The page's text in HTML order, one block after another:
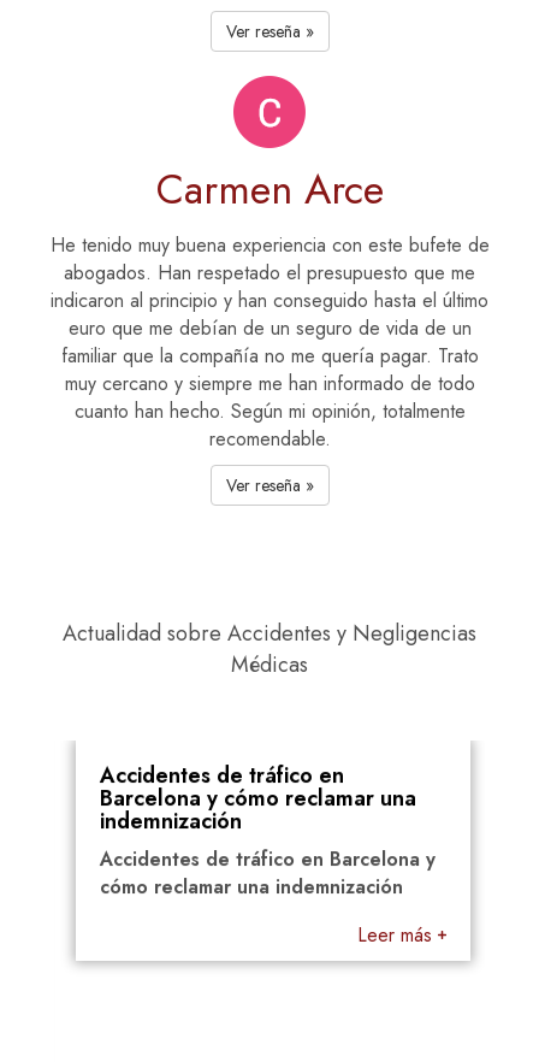
Ver reseña »
Carmen Arce
He tenido muy buena experiencia con este bufete de
abogados. Han respetado el presupuesto que me
indicaron al principio y han conseguido hasta el último
euro que me debían de un seguro de vida de un
familiar que la compañía no me quería pagar. Trato
muy cercano y siempre me han informado de todo
cuanto han hecho. Según mi opinión, totalmente
recomendable.
Ver reseña »
Actualidad sobre Accidentes y Negligencias
Médicas
Accidentes de tráfico en
Barcelona y cómo reclamar una
indemnización
Accidentes de tráfico en Barcelona y
cómo reclamar una indemnización
Leer más